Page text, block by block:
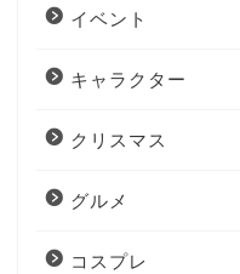
イベント
キャラクター
クリスマス
グルメ
コスプレ